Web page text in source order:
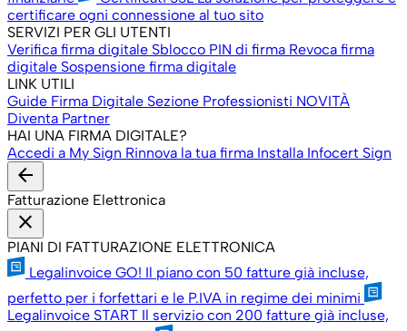
certificare ogni connessione al tuo sito
SERVIZI PER GLI UTENTI
Verifica firma digitale Sblocco PIN di firma Revoca firma
digitale Sospensione firma digitale
LINK UTILI
Guide Firma Digitale Sezione Professionisti NOVITÀ
Diventa Partner
HAI UNA FIRMA DIGITALE?
Accedi a My Sign Rinnova la tua firma Installa Infocert Sign
arrow_back
Fatturazione Elettronica
close
PIANI DI FATTURAZIONE ELETTRONICA
Legalinvoice GO! Il piano con 50 fatture già incluse,
perfetto per i forfettari e le P.IVA in regime dei minimi
Legalinvoice START Il servizio con 200 fatture già incluse,